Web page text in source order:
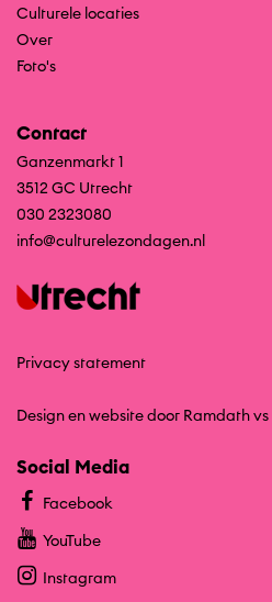
Culturele locaties
Over
Foto's
Contact
Ganzenmarkt 1
3512 GC Utrecht
030 2323080
info@culturelezondagen.nl
Privacy statement
Design en website door Ramdathvs
Social Media
Facebook
YouTube
Instagram